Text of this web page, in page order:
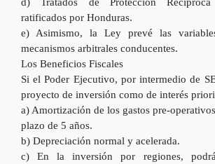
ratificados por Honduras.
e) Asimismo, la Ley prevé las
mecanismos arbitrales conducentes.
Los Beneficios Fiscales
Si el Poder Ejecutivo, por intermedio de
proyecto de inversión como de interés
a) Amortización de los gastos pre-
plazo de 5 años.
b) Depreciación normal y acelerada.
c) En la inversión por regiones,